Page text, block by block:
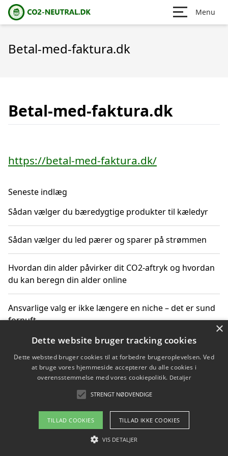
Menu
Betal-med-faktura.dk
Betal-med-faktura.dk
https://betal-med-faktura.dk/
Seneste indlæg
Sådan vælger du bæredygtige produkter til kæledyr
Sådan vælger du led pærer og sparer på strømmen
Hvordan din alder påvirker dit CO2-aftryk og hvordan
du kan beregn din alder online
Ansvarlige valg er ikke længere en niche – det er sund
fornuft
Sådan kan du handle bæredygtigt og bestil med
faktura
Om / kontakt
Blog Betingelser
×
Dette website bruger tracking cookies
Dette websted bruger cookies til at forbedre brugeroplevelsen. Ved
at bruge vores hjemmeside accepterer du alle cookies i
overensstemmelse med vores cookiepolitik. Detaljer
STRENGT NØDVENDIGE
TILLAD COOKIES TILLAD IKKE COOKIES
VIS DETALJER